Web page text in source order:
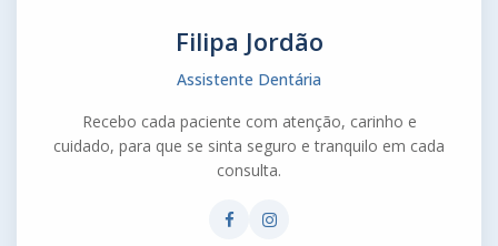
Filipa Jordão
Assistente Dentária
Recebo cada paciente com atenção, carinho e
cuidado, para que se sinta seguro e tranquilo em cada
consulta.